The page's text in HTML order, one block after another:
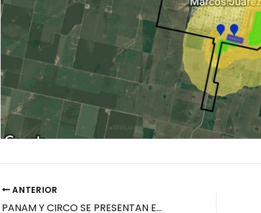
ANTERIOR
PANAM Y CIRCO SE PRESENTAN EN MARCOS JUÁREZ EL DOMINGO A PARTIR DE LAS 14 H